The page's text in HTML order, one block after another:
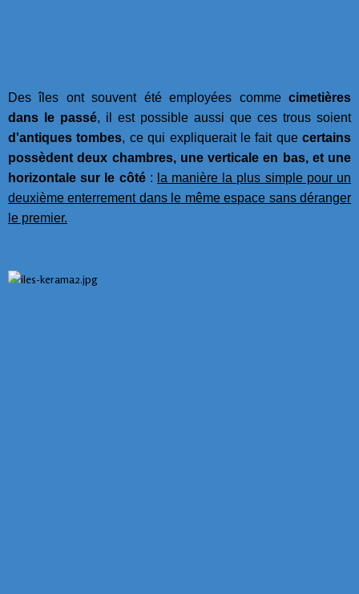
Des îles ont souvent été employées comme cimetières
dans le passé, il est possible aussi que ces trous soient
d'antiques tombes, ce qui expliquerait le fait que certains
possèdent deux chambres, une verticale en bas, et une
horizontale sur le côté: la manière la plus simple pour un
deuxième enterrement dans le même espace sans déranger
le premier.